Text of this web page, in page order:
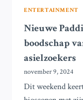
ENTERTAINMENT
Nieuwe
boodschap
asielzoekers
november 9, 2024
Dit weekend